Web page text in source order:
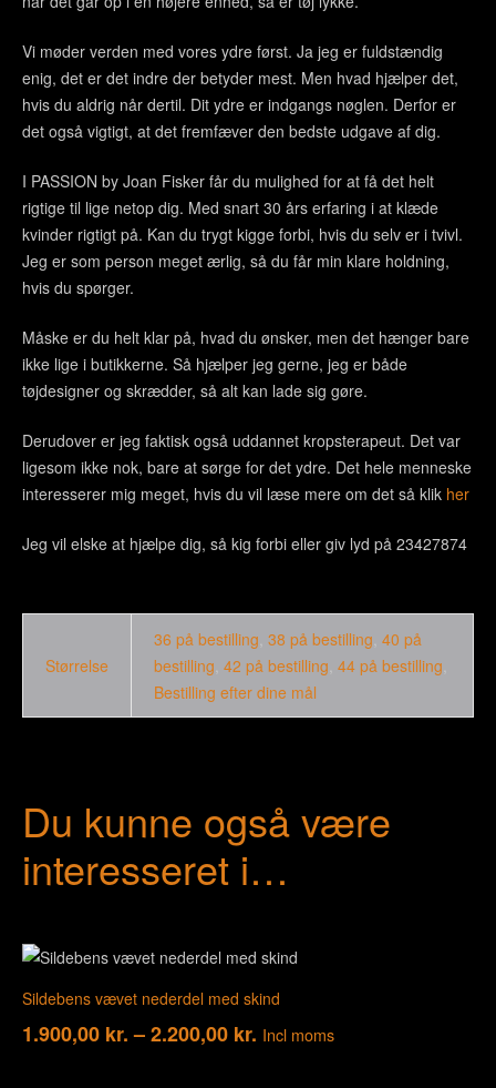
Vi møder verden med vores ydre først. Ja jeg er fuldstændig
enig, det er det indre der betyder mest. Men hvad hjælper det,
hvis du aldrig når dertil. Dit ydre er indgangs nøglen. Derfor er
det også vigtigt, at det fremfæver den bedste udgave af dig.
I PASSION by Joan Fisker får du mulighed for at få det helt
rigtige til lige netop dig. Med snart 30 års erfaring i at klæde
kvinder rigtigt på. Kan du trygt kigge forbi, hvis du selv er i tvivl.
Jeg er som person meget ærlig, så du får min klare holdning,
hvis du spørger.
Måske er du helt klar på, hvad du ønsker, men det hænger bare
ikke lige i butikkerne. Så hjælper jeg gerne, jeg er både
tøjdesigner og skrædder, så alt kan lade sig gøre.
Derudover er jeg faktisk også uddannet kropsterapeut. Det var
ligesom ikke nok, bare at sørge for det ydre. Det hele menneske
interesserer mig meget, hvis du vil læse mere om det så klik her
Jeg vil elske at hjælpe dig, så kig forbi eller giv lyd på 23427874
Størrelse
36 på bestilling 38 på bestilling 40 på
bestilling 42 på bestilling 44 på bestilling
Bestilling efter dine mål
Du kunne også være
interesseret i…
Sildebens vævet nederdel med skind
1.900,00 kr. –2.200,00 kr. Incl moms